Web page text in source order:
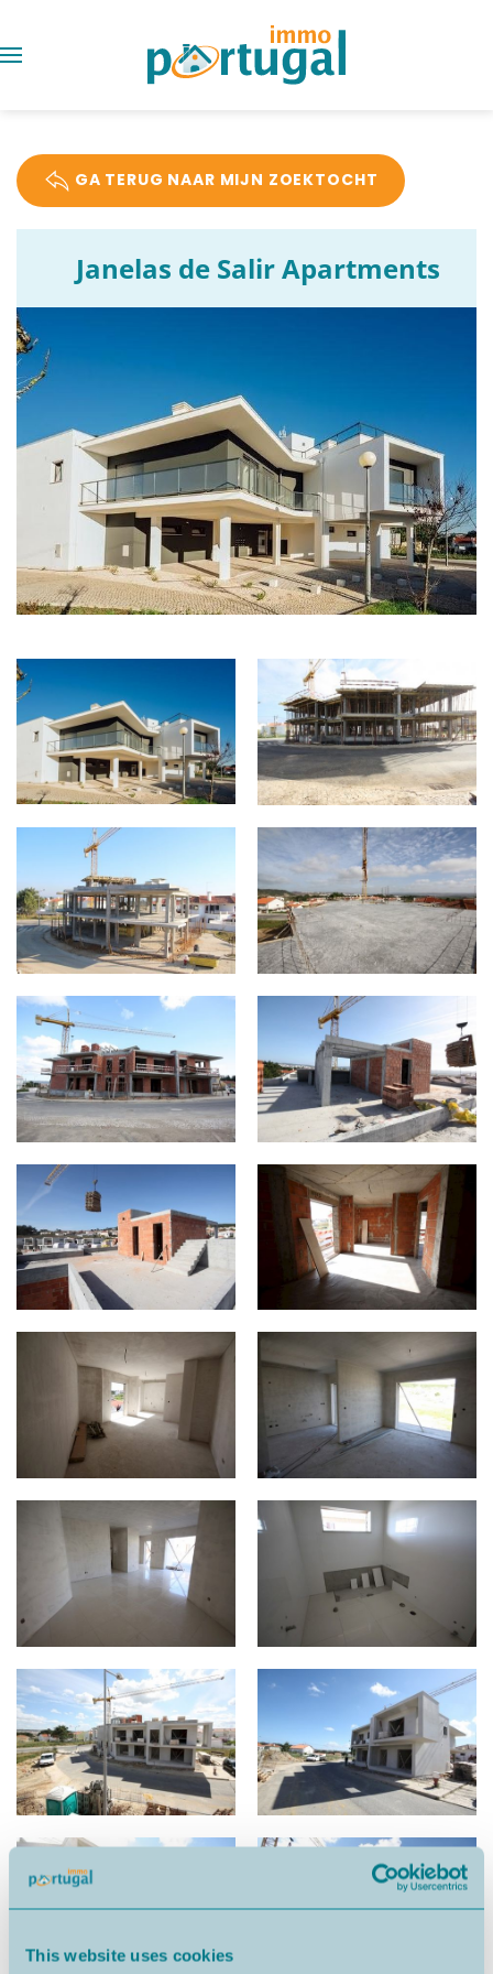
This website uses cookies
GA TERUG NAAR MIJN ZOEKTOCHT
Janelas de Salir Apartments